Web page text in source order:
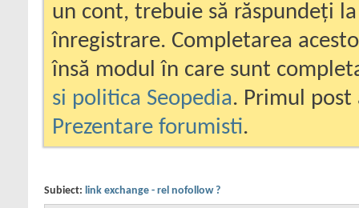
un cont, trebuie să răspundeți
înregistrare. Completarea
însă modul în care sunt
si politica Seopedia. Primul
Prezentare forumisti.
Subiect: link exchange - rel nofollow ?